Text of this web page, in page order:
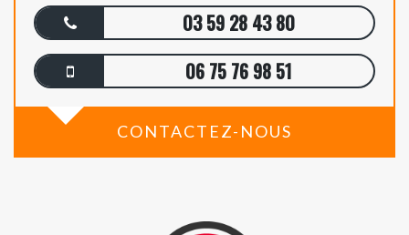
03 59 28 43 80
06 75 76 98 51
CONTACTEZ-NOUS